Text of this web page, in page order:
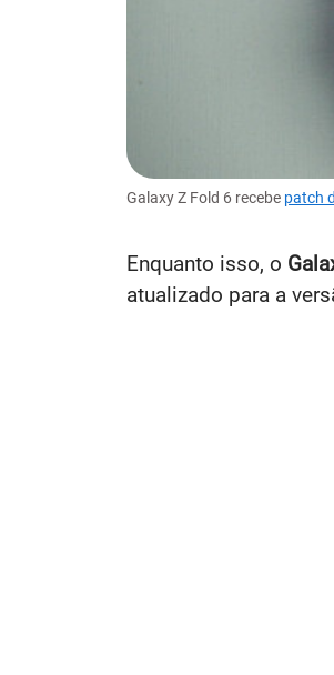
Galaxy Z Fold 6 recebe patch
Enquanto isso, o
atualizado para a